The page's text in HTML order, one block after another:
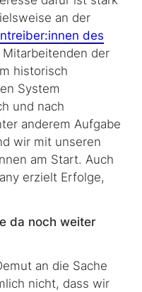
an der
des
der
historisch
System
und nach
anderem Aufgabe
wir mit unseren
am Start. Auch
erzielt Erfolge,
da noch weiter
an die Sache
nicht, dass wir